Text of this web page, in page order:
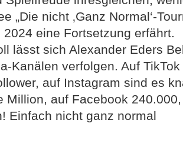
„Die nicht ‚Ganz Normal‘-
eine Fortsetzung erfährt.
lässt sich Alexander Eders
Kanälen verfolgen. Auf
auf Instagram sind es
Million, auf Facebook
Einfach nicht ganz normal